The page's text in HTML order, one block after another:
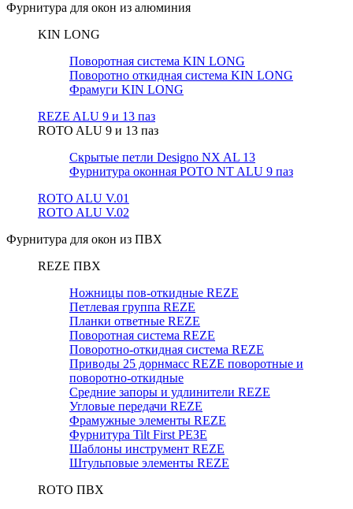
Фурнитура для окон из алюминия
KIN LONG
Поворотная система KIN LONG
Поворотно откидная система KIN LONG
Фрамуги KIN LONG
REZE ALU 9 и 13 паз
ROTO ALU 9 и 13 паз
Скрытые петли Designo NX AL 13
Фурнитура оконная РОТО NT ALU 9 паз
ROTO ALU V.01
ROTO ALU V.02
Фурнитура для окон из ПВХ
REZE ПВХ
Ножницы пов-откидные REZE
Петлевая группа REZE
Планки ответные REZE
Поворотная система REZE
Поворотно-откидная система REZE
Приводы 25 дорнмасс REZE поворотные и
поворотно-откидные
Средние запоры и удлинители REZE
Угловые передачи REZE
Фрамужные элементы REZE
Фурнитура Tilt First РЕЗЕ
Шаблоны инструмент REZE
Штульповые элементы REZE
RОTO ПВХ